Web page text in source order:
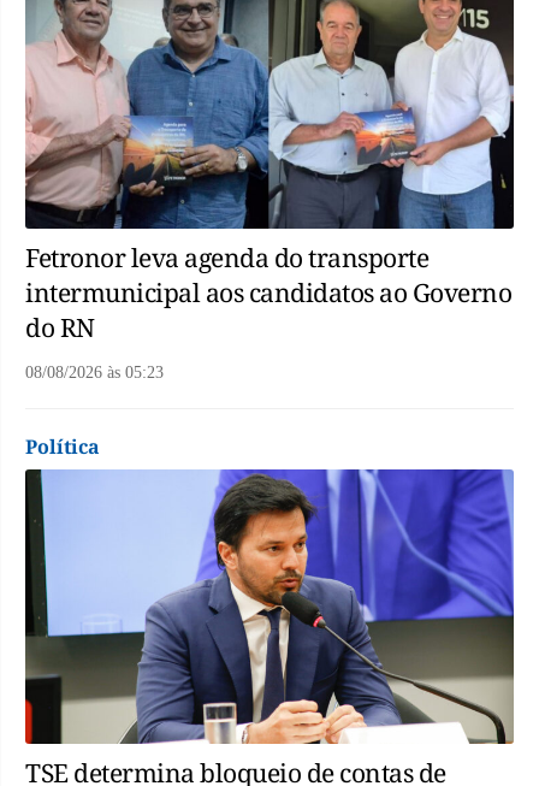
Fetronor leva agenda do transporte
intermunicipal aos candidatos ao Governo
do RN
08/08/2026 às 05:23
Política
TSE determina bloqueio de contas de